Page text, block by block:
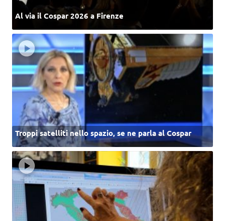
Al via il Cospar 2026 a Firenze
Troppi satelliti nello spazio, se ne parla al Cospar